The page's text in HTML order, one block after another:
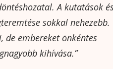
A kutatások
sokkal nehezebb.
de embereket önkéntes
kihívása.”